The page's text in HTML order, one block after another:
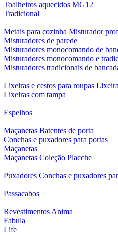
Toalheiros aquecidos MG12
Tradicional
Metais para cozinha Misturador
Misturadores de parede
Misturadores monocomando de
Misturadores monocomando e
Misturadores tradicionais de
Lixeiras e cestos para roupas
Lixeiras com tampa
Espelhos
Maçanetas Batentes de porta
Conchas e puxadores para portas
Maçanetas
Maçanetas Coleção Placche
Puxadores Conchas e puxadores
Passacabos
Revestimentos Anima
Fabula
Life